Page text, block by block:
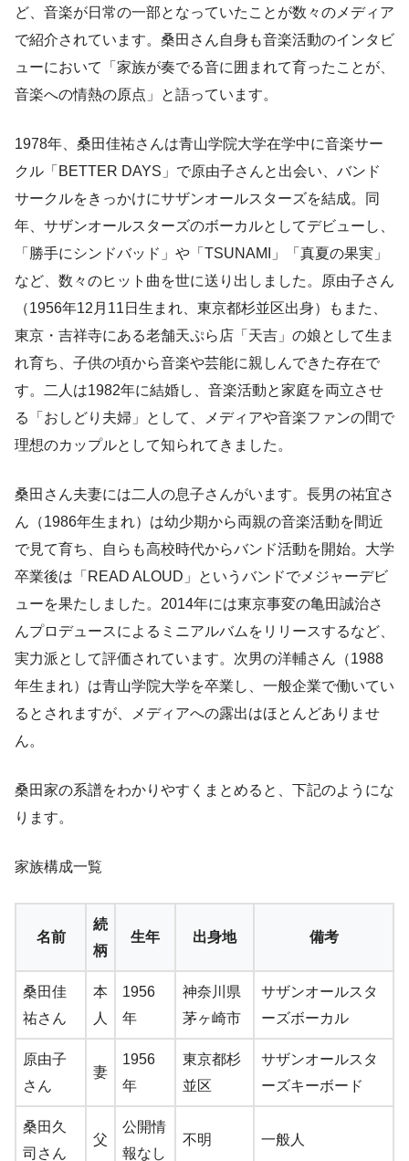
ど、音楽が日常の一部となっていたことが数々のメディア
で紹介されています。桑田さん自身も音楽活動のインタビ
ューにおいて「家族が奏でる音に囲まれて育ったことが、
音楽への情熱の原点」と語っています。
1978年、桑田佳祐さんは青山学院大学在学中に音楽サー
クル「BETTER DAYS」で原由子さんと出会い、バンド
サークルをきっかけにサザンオールスターズを結成。同
年、サザンオールスターズのボーカルとしてデビューし、
「勝手にシンドバッド」や「TSUNAMI」「真夏の果実」
など、数々のヒット曲を世に送り出しました。原由子さん
（1956年12月11日生まれ、東京都杉並区出身）もまた、
東京・吉祥寺にある老舗天ぷら店「天吉」の娘として生ま
れ育ち、子供の頃から音楽や芸能に親しんできた存在で
す。二人は1982年に結婚し、音楽活動と家庭を両立させ
る「おしどり夫婦」として、メディアや音楽ファンの間で
理想のカップルとして知られてきました。
桑田さん夫妻には二人の息子さんがいます。長男の祐宜さ
ん（1986年生まれ）は幼少期から両親の音楽活動を間近
で見て育ち、自らも高校時代からバンド活動を開始。大学
卒業後は「READ ALOUD」というバンドでメジャーデビ
ューを果たしました。2014年には東京事変の亀田誠治さ
んプロデュースによるミニアルバムをリリースするなど、
実力派として評価されています。次男の洋輔さん（1988
年生まれ）は青山学院大学を卒業し、一般企業で働いてい
るとされますが、メディアへの露出はほとんどありませ
ん。
桑田家の系譜をわかりやすくまとめると、下記のようにな
ります。
家族構成一覧
名前
続
柄
生年 出身地 備考
桑田佳
祐さん
本
人
1956
年
神奈川県
茅ヶ崎市
サザンオールスタ
ーズボーカル
原由子
さん
妻
1956
年
東京都杉
並区
サザンオールスタ
ーズキーボード
桑田久
司さん
父
公開情
報なし
不明 一般人